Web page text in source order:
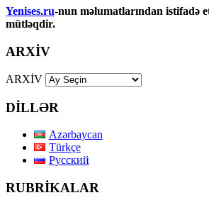
Yenises.ru-nun məlumatlarından istifadə
mütləqdir.
ARXİV
ARXİV
DİLLƏR
Azərbaycan
Türkçe
Русский
RUBRİKALAR